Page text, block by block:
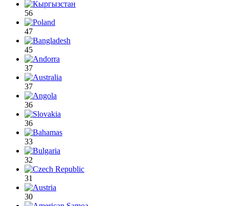
56
47
45
37
37
36
36
33
32
31
30